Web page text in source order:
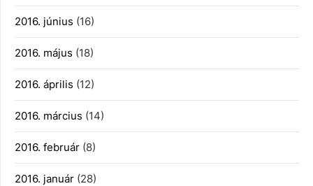
2016. június (16)
2016. május (18)
2016. április (12)
2016. március (14)
2016. február (8)
2016. január (28)